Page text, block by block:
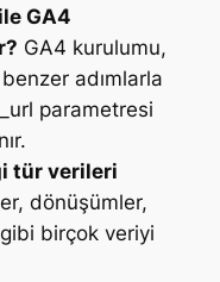
GA4
GA4 kurulumu,
adımlarla
parametresi
tür verileri
dönüşümler,
birçok veriyi